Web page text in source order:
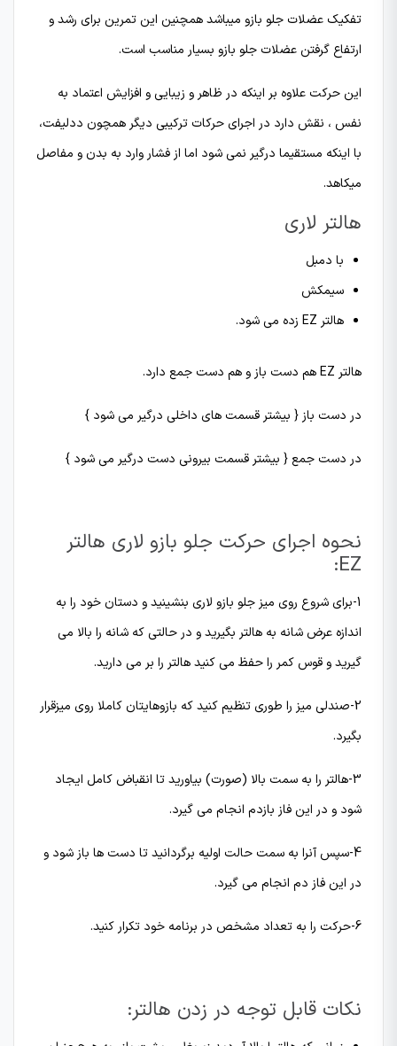
تفکیک عضلات جلو بازو میباشد همچنین این تمرین برای رشد و
ارتفاع گرفتن عضلات جلو بازو بسیار مناسب است.
این حرکت علاوه بر اینکه در ظاهر و زیبایی و افزایش اعتماد به
نفس ، نقش دارد در اجرای حرکات ترکیبی دیگر همچون ددلیفت،
با اینکه مستقیما درگیر نمی شود اما از فشار وارد به بدن و مفاصل
میکاهد.
هالتر لاری
با دمبل
سیمکش
هالتر EZ زده می شود.
هالتر EZ هم دست باز و هم دست جمع دارد.
در دست باز { بیشتر قسمت های داخلی درگیر می شود }
در دست جمع { بیشتر قسمت بیرونی دست درگیر می شود }
نحوه اجرای حرکت جلو بازو لاری هالتر
EZ:
1-برای شروع روی میز جلو بازو لاری بنشینید و دستان خود را به
اندازه عرض شانه به هالتر بگیرید و در حالتی که شانه را بالا می
گیرید و قوس کمر را حفظ می کنید هالتر را بر می دارید.
2-صندلی میز را طوری تنظیم کنید که بازوهایتان کاملا روی میزقرار
بگیرد.
3-هالتر را به سمت بالا (صورت) بیاورید تا انقباض کامل ایجاد
شود و در این فاز بازدم انجام می گیرد.
4-سپس آنرا به سمت حالت اولیه برگردانید تا دست ها باز شود و
در این فاز دم انجام می گیرد.
6-حرکت را به تعداد مشخص در برنامه خود تکرار کنید.
نکات قابل توجه در زدن هالتر: